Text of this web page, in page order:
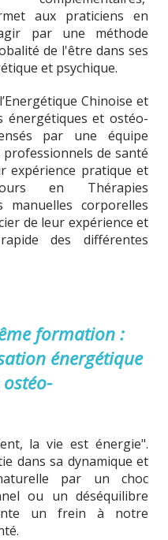
aux praticiens en
par une méthode
de l'être dans ses
et psychique.
Chinoise et
énergétiques et ostéo-
par une équipe
de santé
expérience pratique et
en Thérapies
manuelles corporelles
de leur expérience et
des différentes
formation :
énergétique
la vie est énergie".
dans sa dynamique et
par un choc
ou un déséquilibre
un frein à notre